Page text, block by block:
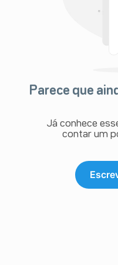
pacientes que utilizam
inquietação, visão
epidérmica tóxica,
(incluindo
diarreia, disfunção
Reações de
não-melanoma
Reações de
podem ocorrer em
alergia ou asma
Parece que
Já conhece
contar um